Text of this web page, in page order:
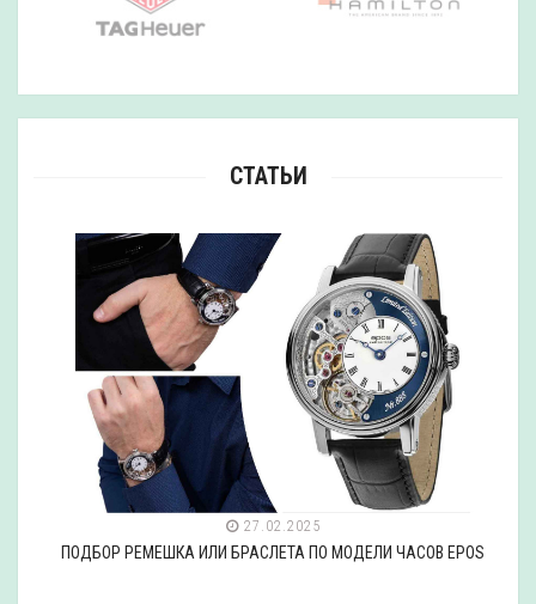
СТАТЬИ
27.02.2025
ПОДБОР РЕМЕШКА ИЛИ БРАСЛЕТА ПО МОДЕЛИ ЧАСОВ EPOS